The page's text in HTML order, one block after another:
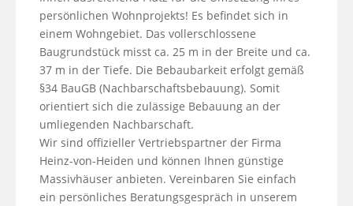
persönlichen Wohnprojekts! Es befindet sich in
einem Wohngebiet. Das vollerschlossene
Baugrundstück misst ca. 25 m in der Breite und ca.
37 m in der Tiefe. Die Bebaubarkeit erfolgt gemäß
§34 BauGB (Nachbarschaftsbebauung). Somit
orientiert sich die zulässige Bebauung an der
umliegenden Nachbarschaft.
Wir sind offizieller Vertriebspartner der Firma
Heinz-von-Heiden und können Ihnen günstige
Massivhäuser anbieten. Vereinbaren Sie einfach
ein persönliches Beratungsgespräch in unserem